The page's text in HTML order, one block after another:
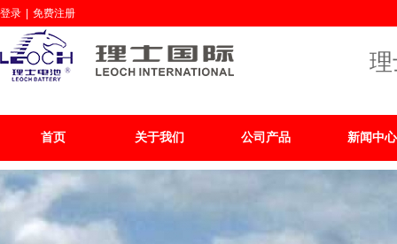
登录 免费注册
首页 关于我们 公司产品 新闻中心